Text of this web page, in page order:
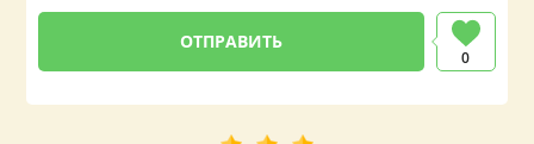
0